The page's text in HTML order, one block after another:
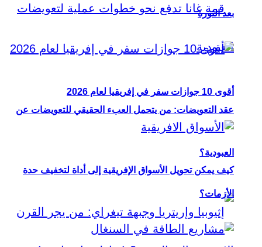
عقد التعويضات: من يتحمل العبء الحقيقي للتعويضات عن
العبودية؟
بعد الثورة
أقوى 10 جوازات سفر في إفريقيا لعام 2026
كيف يمكن تحويل الأسواق الإفريقية إلى أداة لتخفيف حدة
الأزمات؟